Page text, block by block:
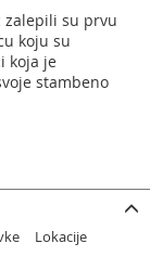
zalepili su prvu
koju su
koja je
stambeno
Lokacije